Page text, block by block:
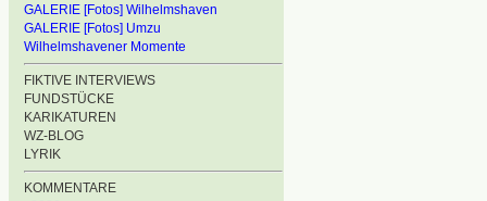
GALERIE [Fotos] Wilhelmshaven
GALERIE [Fotos] Umzu
Wilhelmshavener Momente
FIKTIVE INTERVIEWS
FUNDSTÜCKE
KARIKATUREN
WZ-BLOG
LYRIK
KOMMENTARE